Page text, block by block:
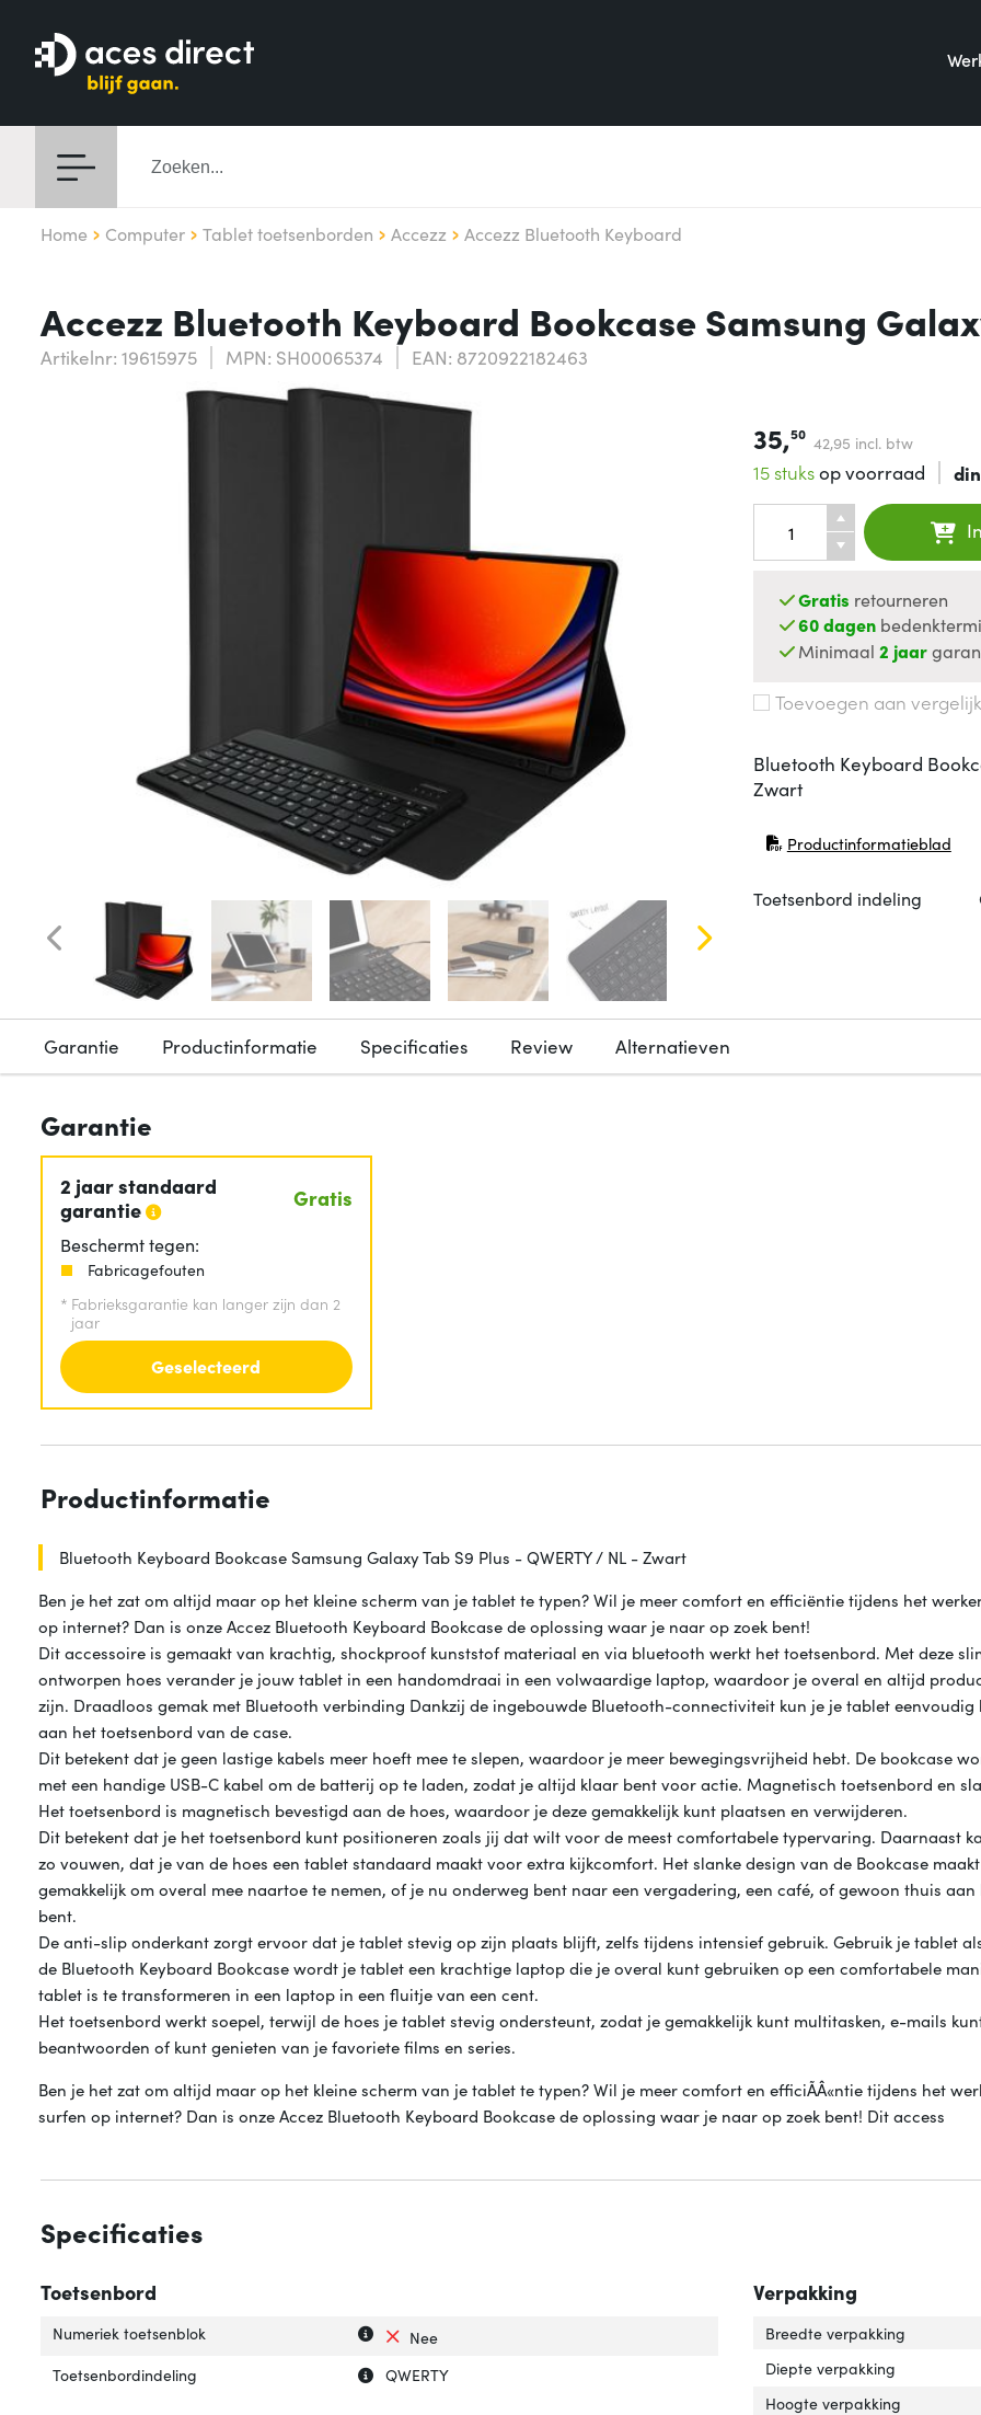
Home Computer Tablet toetsenborden Accezz Accezz Bluetooth Keyboard
Accezz Bluetooth Keyboard Bookcase Samsung
Artikelnr: 19615975 MPN: SH00065374 EAN: 8720922182463
35,50 42,95 incl. btw
15 stuksop voorraad
Gratis retourneren
60 dagen
Minimaal2 jaar
Toevoegen aan
Bluetooth Keyboard
Zwart
Productinformatieblad
(opent in nieuw venster)
Toetsenbord indeling
Garantie Productinformatie Specificaties Review Alternatieven
Garantie
2 jaar standaard
garantie
Gratis
Beschermt tegen:
Fabricagefouten
* Fabrieksgarantie kan langer zijn dan 2
jaar
Geselecteerd
Productinformatie
Bluetooth Keyboard Bookcase Samsung Galaxy Tab S9 Plus - QWERTY / NL - Zwart
Ben je het zat om altijd maar op het kleine scherm van je tablet te typen? Wil je meer comfort en efficiëntie tijdens het
op internet? Dan is onze Accez Bluetooth Keyboard Bookcase de oplossing waar je naar op zoek bent!
Dit accessoire is gemaakt van krachtig, shockproof kunststof materiaal en via bluetooth werkt het toetsenbord. Met deze
ontworpen hoes verander je jouw tablet in een handomdraai in een volwaardige laptop, waardoor je overal en altijd
zijn. Draadloos gemak met Bluetooth verbinding Dankzij de ingebouwde Bluetooth-connectiviteit kun je je tablet eenvoudig
aan het toetsenbord van de case.
Dit betekent dat je geen lastige kabels meer hoeft mee te slepen, waardoor je meer bewegingsvrijheid hebt. De bookcase
met een handige USB-C kabel om de batterij op te laden, zodat je altijd klaar bent voor actie. Magnetisch toetsenbord en
Het toetsenbord is magnetisch bevestigd aan de hoes, waardoor je deze gemakkelijk kunt plaatsen en verwijderen.
Dit betekent dat je het toetsenbord kunt positioneren zoals jij dat wilt voor de meest comfortabele typervaring. Daarnaast
zo vouwen, dat je van de hoes een tablet standaard maakt voor extra kijkcomfort. Het slanke design van de Bookcase
gemakkelijk om overal mee naartoe te nemen, of je nu onderweg bent naar een vergadering, een café, of gewoon thuis aan
bent.
De anti-slip onderkant zorgt ervoor dat je tablet stevig op zijn plaats blijft, zelfs tijdens intensief gebruik. Gebruik je tablet
de Bluetooth Keyboard Bookcase wordt je tablet een krachtige laptop die je overal kunt gebruiken op een comfortabele
tablet is te transformeren in een laptop in een fluitje van een cent.
Het toetsenbord werkt soepel, terwijl de hoes je tablet stevig ondersteunt, zodat je gemakkelijk kunt multitasken, e-mails
beantwoorden of kunt genieten van je favoriete films en series.
Ben je het zat om altijd maar op het kleine scherm van je tablet te typen? Wil je meer comfort en efficiÃÂ«ntie tijdens het
surfen op internet? Dan is onze Accez Bluetooth Keyboard Bookcase de oplossing waar je naar op zoek bent! Dit access
Specificaties
Toetsenbord
Uitleg over 'Numeriek toetsenblok'
Verberg uitleg over 'Numeriek toetsenblok'
Numeriek toetsenblok
Nee
Uitleg over 'Toetsenbordindeling'
Verberg uitleg over 'Toetsenbordindeling'
Toetsenbordindeling QWERTY
Verpakking
Breedte verpakking
Diepte verpakking
Hoogte verpakking